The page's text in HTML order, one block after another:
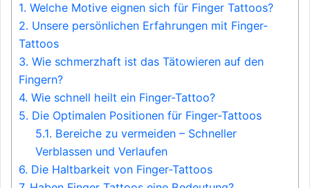
1. Welche Motive eignen sich für Finger Tattoos?
2. Unsere persönlichen Erfahrungen mit Finger-
Tattoos
3. Wie schmerzhaft ist das Tätowieren auf den
Fingern?
4. Wie schnell heilt ein Finger-Tattoo?
5. Die Optimalen Positionen für Finger-Tattoos
5.1. Bereiche zu vermeiden – Schneller
Verblassen und Verlaufen
6. Die Haltbarkeit von Finger-Tattoos